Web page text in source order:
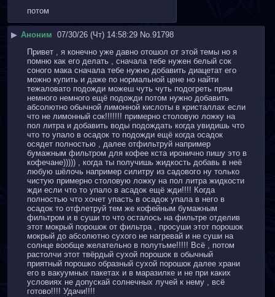
потом
▶ Аноним 07/30/26 (Чт) 14:58:29 No. 91798
Привет , я конечно уже давно отошол от этой темы но я
помню как его делать , сначала тебе нужен белый сок
соного мака сначала тебе нужно добавить диацетат его
можно купить и даже по нормальной цене но найти
тежаловато подожди можеш чуть чуть подогреть прям
немного немного ещё подожди потом нужно добавить
абсолютно обычной лимонной кислоты в кристаллах если
что не лимонный сок!!!!!!! примерно столовую ложку на
пол литра и добавить воды подождать когда увидишь что
что то упало в осадок то подожди ещё когда осадок
осядет полностью , далее отфильтруй например
бумажным фильтром для кофее кста иронично пишу это в
кофечане))))) , когда ты получишь жидкость добавь в неё
любую шёлочь например силитру из садового ну только
чистую примерно столовую ложку на пол литра жидкости
жди если что то упало в асадок ещё жди!!!! Когда
полностью что хочет упасть в осадок упала в него в
осадок то отфлетруй тем же кофейным бумажным
фильтром и в суши то что осталось на фильтре отделив
этот мокрый порошок от фильтра , просуши этот порошок
мокрый до абсолютно сухого не нагревай и не суши на
солнце вообще желательно в полутьме!!!!! Всё , потом
растолчи этот твёрдый сухой порошок в обычный
приятный порошко образный сухой порошок далее храни
его в вакуумных пакетах и в маразилке и не при каких
условиях не допускай солнечных лучей к нему , всё
готово!!!! Удачи!!!!